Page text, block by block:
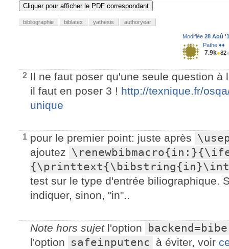
Cliquer pour afficher le PDF correspondant
bibliographie biblatex yathesis authoryear
Modifiée 28 Aoû
Pathe ♦♦
7.9k●82
2 Il ne faut poser qu'une seule question à
il faut en poser 3 ! http://texnique.fr/
unique
1 pour le premier point: juste après
ajoutez
test sur le type d'entrée biliographique.
indiquer, sinon, "in"..
Note hors sujetl'option
l'option safeinputenc à éviter, voir